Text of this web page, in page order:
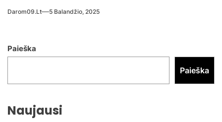
Darom09.lt 5 Balandžio, 2025
Paieška
Paieška
Naujausi